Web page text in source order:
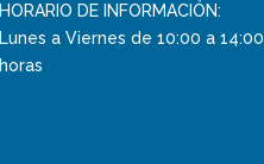
HORARIO DE INFORMACIÓN:
Lunes a Viernes de 10:00 a 14:00
horas